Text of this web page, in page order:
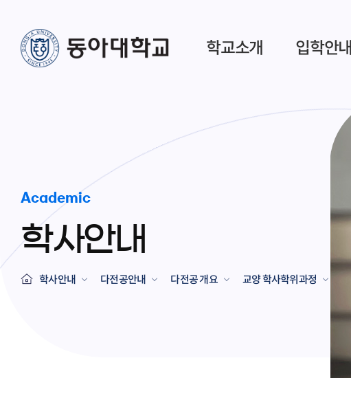
학교소개 입학안내
Academic
학사안내
학사안내 다전공안내 다전공 개요 교양 학사학위과정